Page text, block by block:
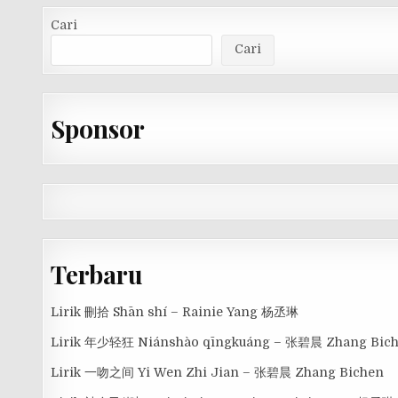
Cari
Cari
Sponsor
Terbaru
Lirik 刪拾 Shān shí – Rainie Yang 杨丞琳
Lirik 年少轻狂 Niánshào qīngkuáng – 张碧晨 Zhang
Lirik 一吻之间 Yi Wen Zhi Jian – 张碧晨 Zhang Bichen